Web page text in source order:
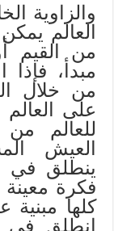
والزاوية
العالم
من القيم
مبدأ،
من خلال
على
للعالم من
العيش
ينطلق في
فكرة
كلها مبنية
انطلق في